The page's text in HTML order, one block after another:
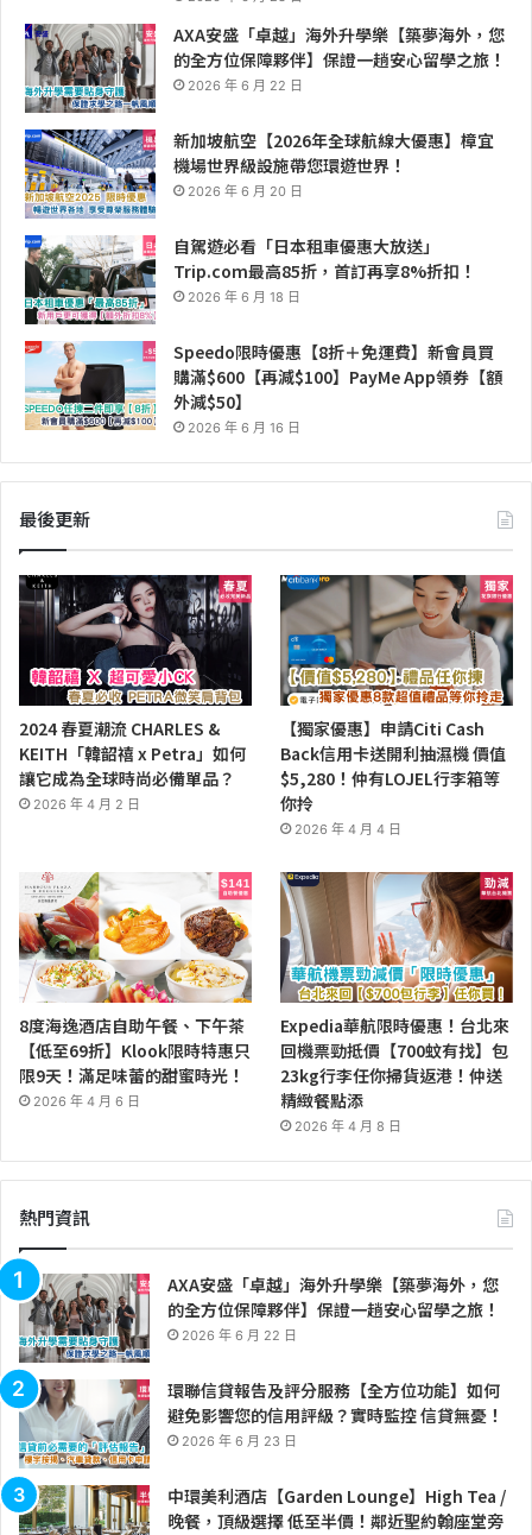
AXA安盛「卓越」海外升學樂【築夢海外，您
的全方位保障夥伴】保證一趟安心留學之旅！
2026 年 6 月 22 日
新加坡航空【2026年全球航線大優惠】樟宜
機場世界級設施帶您環遊世界！
2026 年 6 月 20 日
自駕遊必看「日本租車優惠大放送」
Trip.com最高85折，首訂再享8%折扣！
2026 年 6 月 18 日
Speedo限時優惠【8折＋免運費】新會員買
購滿$600【再減$100】PayMe App領券【額
外減$50】
2026 年 6 月 16 日
最後更新
2024 春夏潮流 CHARLES &
KEITH「韓韶禧 x Petra」如何
讓它成為全球時尚必備單品？
2026 年 4 月 2 日
【獨家優惠】申請Citi Cash
Back信用卡送開利抽濕機 價值
$5,280！仲有LOJEL行李箱等
你拎
2026 年 4 月 4 日
8度海逸酒店自助午餐、下午茶
【低至69折】Klook限時特惠只
限9天！滿足味蕾的甜蜜時光！
2026 年 4 月 6 日
Expedia華航限時優惠！台北來
回機票勁抵價【700蚊有找】包
23kg行李任你掃貨返港！仲送
精緻餐點添
2026 年 4 月 8 日
熱門資訊
AXA安盛「卓越」海外升學樂【築夢海外，您
的全方位保障夥伴】保證一趟安心留學之旅！
2026 年 6 月 22 日
環聯信貸報告及評分服務【全方位功能】如何
避免影響您的信用評級？實時監控 信貸無憂！
2026 年 6 月 23 日
中環美利酒店【Garden Lounge】High Tea /
晚餐，頂級選擇 低至半價！鄰近聖約翰座堂旁